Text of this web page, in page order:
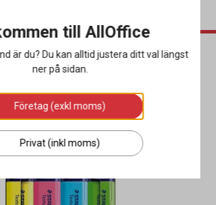
till AllOffice
är du? Du kan alltid justera ditt val längst
ner på sidan.
Företag (exkl moms)
Privat (inkl moms)